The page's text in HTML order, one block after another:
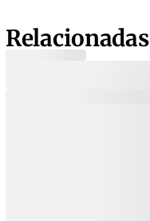
Relacionadas